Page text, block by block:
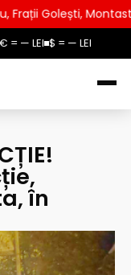
€ = — LEI $ = — LEI
Prundu
în